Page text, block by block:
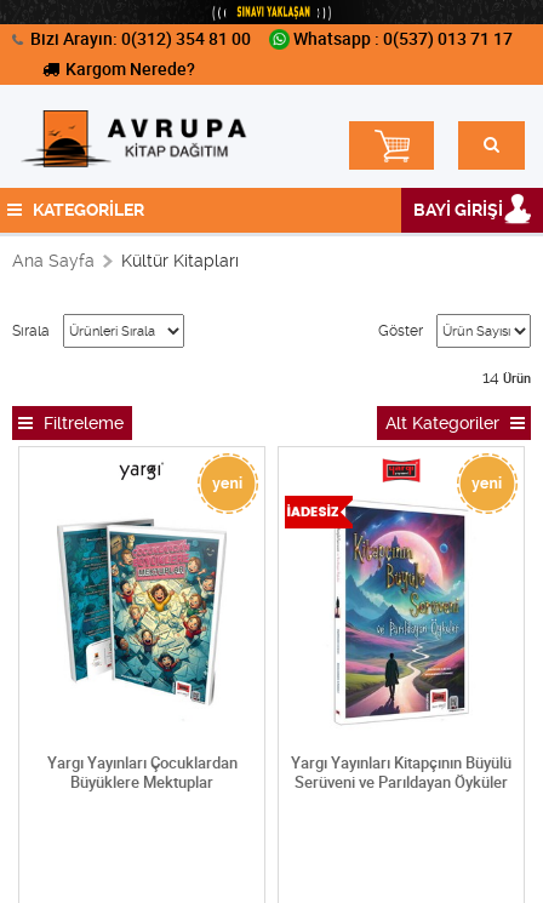
Bizi Arayın: 0(312) 354 81 00
Whatsapp : 0(537) 013 71 17
Kargom Nerede?
KATEGORİLER BAYİ GİRİŞİ
Ana Sayfa Kültür Kitapları
Sırala Göster
14 Ürün
Filtreleme Alt Kategoriler
Yargı Yayınları Çocuklardan
Büyüklere Mektuplar
Yargı Yayınları Kitapçının Büyülü
Serüveni ve Parıldayan Öyküler